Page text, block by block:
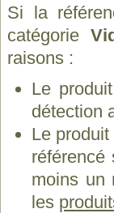
Si la
catégorie
raisons :
Le
détection
Le
référencé
moins un
les